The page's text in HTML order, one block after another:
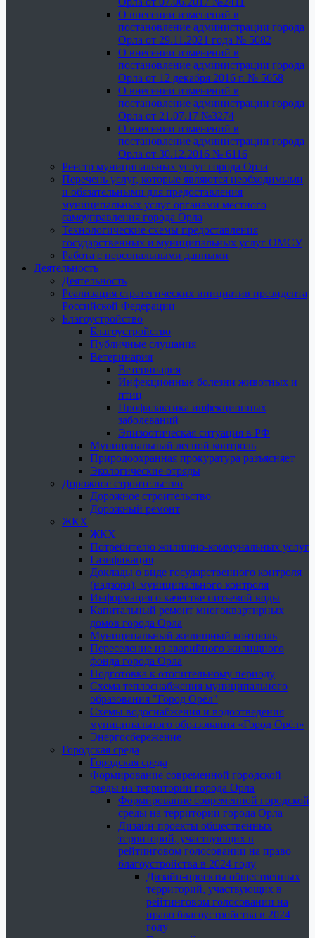
О внесении изменений в
постановление администрации города
Орла от 29.11.2021 года № 5082
О внесении изменений в
постановление администрации города
Орла от 12 декабря 2016 г. № 5658
О внесении изменений в
постановление администрации города
Орла от 21.07.17 №3274
О внесении изменений в
постановление администрации города
Орла от 30.12.2016 № 6116
Реестр муниципальных услуг города Орла
Перечень услуг, которые являются необходимыми
и обязательными для предоставления
муниципальных услуг органами местного
самоуправления города Орла
Технологические схемы предоставления
государственных и муниципальных услуг ОМСУ
Работа с персональными данными
Деятельность
Деятельность
Реализация стратегических инициатив президента
Российской Федерации
Благоустройство
Благоустройство
Публичные слушания
Ветеринария
Ветеринария
Инфекционные болезни животных и
птиц
Профилактика инфекционных
заболеваний
Эпизоотическая ситуация в РФ
Муниципальный лесной контроль
Природоохранная прокуратура разъясняет
Экологические отряды
Дорожное строительство
Дорожное строительство
Дорожный ремонт
ЖКХ
ЖКХ
Потребителю жилищно-коммунальных услуг
Газификация
Доклады о виде государственного контроля
(надзора), муниципального контроля
Информация о качестве питьевой воды
Капитальный ремонт многоквартирных
домов города Орла
Муниципальный жилищный контроль
Переселение из аварийного жилищного
фонда города Орла
Подготовка к отопительному периоду
Схема теплоснабжения муниципального
образования "Город Орёл"
Схемы водоснабжения и водоотведения
муниципального образования «Город Орёл»
Энергосбережение
Городская среда
Городская среда
Формирование современной городской
среды на территории города Орла
Формирование современной городской
среды на территории города Орла
Дизайн-проекты общественных
территорий, участвующих в
рейтинговом голосовании на право
благоустройства в 2024 году
Дизайн-проекты общественных
территорий, участвующих в
рейтинговом голосовании на
право благоустройства в 2024
году